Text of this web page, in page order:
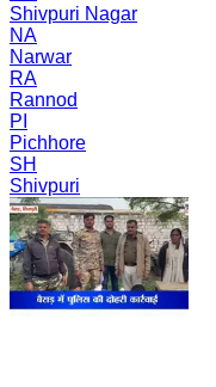
Shivpuri Nagar
NA
Narwar
RA
Rannod
PI
Pichhore
SH
Shivpuri